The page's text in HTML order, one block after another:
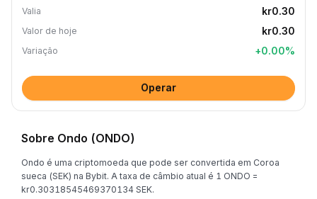
Valia kr0.30
Valor de hoje kr0.30
Variação +0.00%
Operar
Sobre Ondo (ONDO)
Ondo é uma criptomoeda que pode ser convertida em Coroa
sueca (SEK) na Bybit. A taxa de câmbio atual é 1 ONDO =
kr0.30318545469370134 SEK.